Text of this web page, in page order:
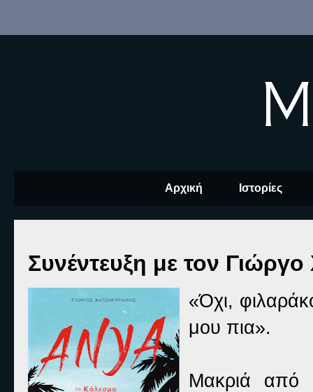
Αρχική Ιστορίες
Συνέντευξη με τον Γιώργο
«Όχι,
μου πια».
Μακριά από